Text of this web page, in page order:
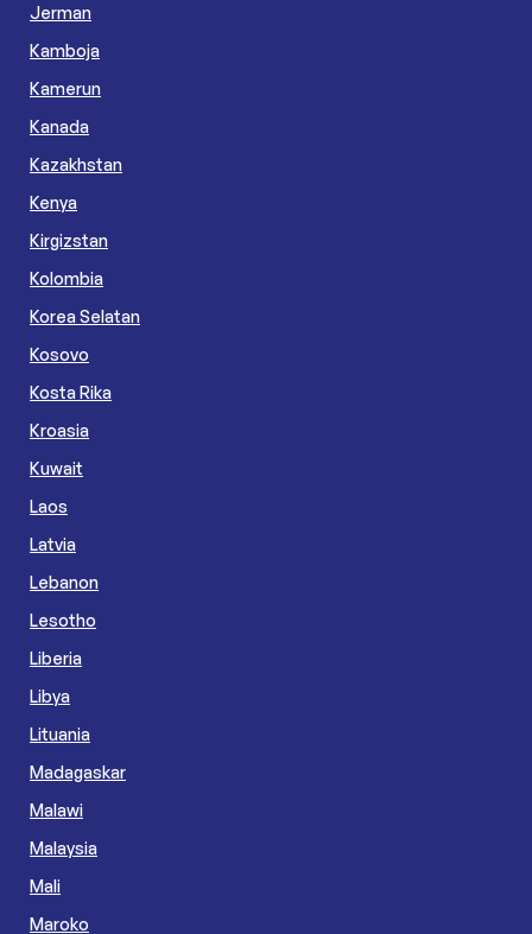
Jerman
Kamboja
Kamerun
Kanada
Kazakhstan
Kenya
Kirgizstan
Kolombia
Korea Selatan
Kosovo
Kosta Rika
Kroasia
Kuwait
Laos
Latvia
Lebanon
Lesotho
Liberia
Libya
Lituania
Madagaskar
Malawi
Malaysia
Mali
Maroko